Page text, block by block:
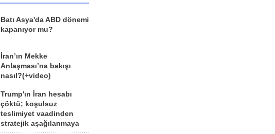
Batı Asya'da ABD dönemi
kapanıyor mu?
İran’ın Mekke
Anlaşması’na bakışı
nasıl?(+video)
Trump'ın İran hesabı
çöktü; koşulsuz
teslimiyet vaadinden
stratejik aşağılanmaya